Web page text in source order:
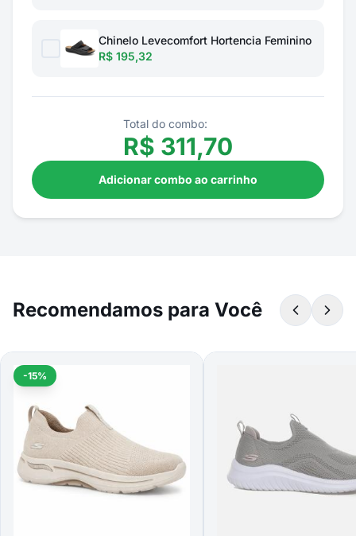
Chinelo Levecomfort Hortencia Feminino
R$ 195,32
Total do combo:
R$ 311,70
Adicionar combo ao carrinho
Recomendamos para Você
-15%